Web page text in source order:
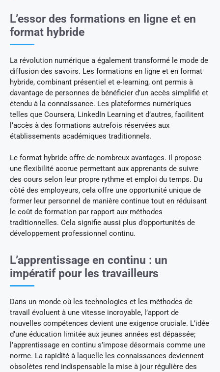
L’essor des formations en ligne et en
format hybride
La révolution numérique a également transformé le mode de
diffusion des savoirs. Les formations en ligne et en format
hybride, combinant présentiel et e-learning, ont permis à
davantage de personnes de bénéficier d’un accès simplifié et
étendu à la connaissance. Les plateformes numériques
telles que Coursera, LinkedIn Learning et d’autres, facilitent
l’accès à des formations autrefois réservées aux
établissements académiques traditionnels.
Le format hybride offre de nombreux avantages. Il propose
une flexibilité accrue permettant aux apprenants de suivre
des cours selon leur propre rythme et emploi du temps. Du
côté des employeurs, cela offre une opportunité unique de
former leur personnel de manière continue tout en réduisant
le coût de formation par rapport aux méthodes
traditionnelles. Cela signifie aussi plus d’opportunités de
développement professionnel continu.
L’apprentissage en continu : un
impératif pour les travailleurs
Dans un monde où les technologies et les méthodes de
travail évoluent à une vitesse incroyable, l’apport de
nouvelles compétences devient une exigence cruciale. L’idée
d’une éducation limitée aux jeunes années est dépassée;
l’apprentissage en continu s’impose désormais comme une
norme. La rapidité à laquelle les connaissances deviennent
obsolètes rend indispensable la mise à jour régulière des